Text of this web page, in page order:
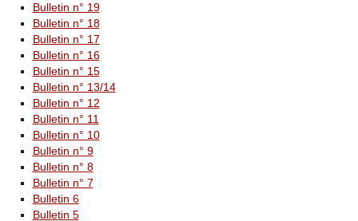
Bulletin n° 19
Bulletin n° 18
Bulletin n° 17
Bulletin n° 16
Bulletin n° 15
Bulletin n° 13/14
Bulletin n° 12
Bulletin n° 11
Bulletin n° 10
Bulletin n° 9
Bulletin n° 8
Bulletin n° 7
Bulletin 6
Bulletin 5